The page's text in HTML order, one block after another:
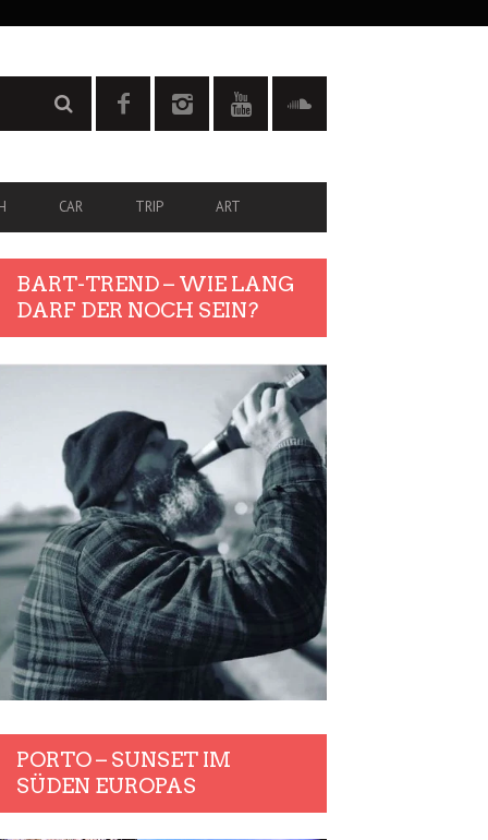
CAR TRIP ART
BART-TREND – WIE LANG
DARF DER NOCH SEIN?
PORTO – SUNSET IM
SÜDEN EUROPAS